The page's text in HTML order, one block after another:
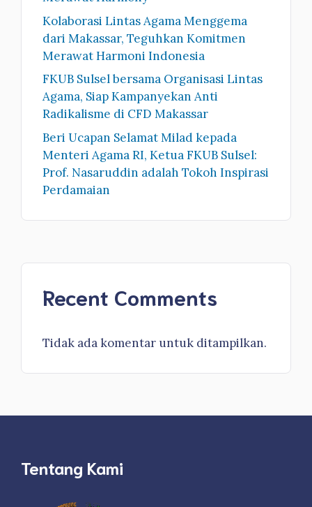
Kolaborasi Lintas Agama Menggema
dari Makassar, Teguhkan Komitmen
Merawat Harmoni Indonesia
FKUB Sulsel bersama Organisasi Lintas
Agama, Siap Kampanyekan Anti
Radikalisme di CFD Makassar
Beri Ucapan Selamat Milad kepada
Menteri Agama RI, Ketua FKUB Sulsel:
Prof. Nasaruddin adalah Tokoh Inspirasi
Perdamaian
Recent Comments
Tidak ada komentar untuk ditampilkan.
Tentang Kami